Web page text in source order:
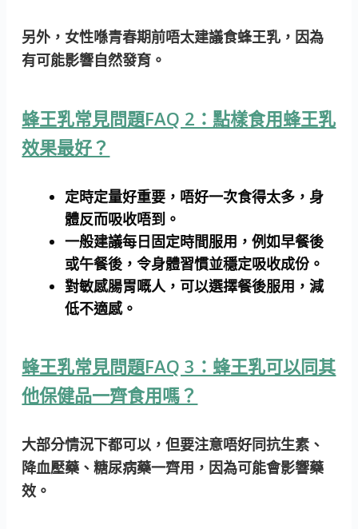
另外，女性喺青春期前唔太建議食蜂王乳，因為
有可能影響自然發育。
蜂王乳常見問題FAQ 2：點樣食用蜂王乳
效果最好？
定時定量好重要 ，唔好一次食得太多，身
體反而吸收唔到。
一般建議每日固定時間服用，例如早餐後
或午餐後，令身體習慣並穩定吸收成份。
對敏感腸胃嘅人，可以選擇餐後服用，減
低不適感。
蜂王乳常見問題FAQ 3：蜂王乳可以同其
他保健品一齊食用嗎？
大部分情況下都可以，但要注意唔好同抗生素、
降血壓藥、糖尿病藥一齊用，因為可能會影響藥
效。